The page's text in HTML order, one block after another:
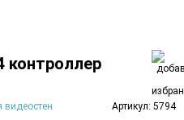
контроллер
видеостен Артикул: 5794